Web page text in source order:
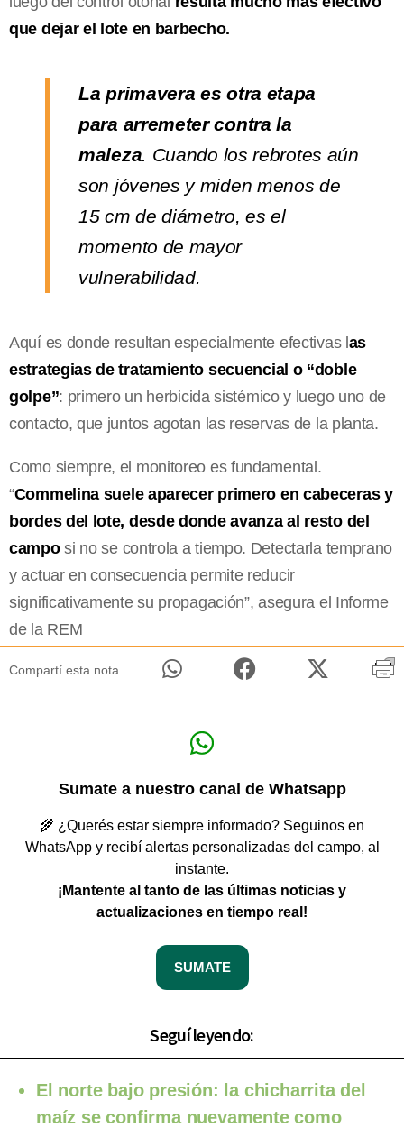
que dejar el lote en barbecho.
La primavera es otra etapa
para arremeter contra la
maleza. Cuando los rebrotes aún
son jóvenes y miden menos de
15 cm de diámetro, es el
momento de mayor
vulnerabilidad.
Aquí es donde resultan especialmente efectivas las
estrategias de tratamiento secuencial o “doble
golpe”: primero un herbicida sistémico y luego uno de
contacto, que juntos agotan las reservas de la planta.
Como siempre, el monitoreo es fundamental.
“Commelina suele aparecer primero en cabeceras y
bordes del lote, desde donde avanza al resto del
camposi no se controla a tiempo. Detectarla temprano
y actuar en consecuencia permite reducir
significativamente su propagación”, asegura el Informe
de la REM
Compartí esta nota
Sumate a nuestro canal de Whatsapp
🌾 ¿Querés estar siempre informado? Seguinos en
WhatsApp y recibí alertas personalizadas del campo, al
instante.
¡Mantente al tanto de las últimas noticias y
actualizaciones en tiempo real!
SUMATE
Seguí leyendo:
El norte bajo presión: la chicharrita del
maíz se confirma nuevamente como